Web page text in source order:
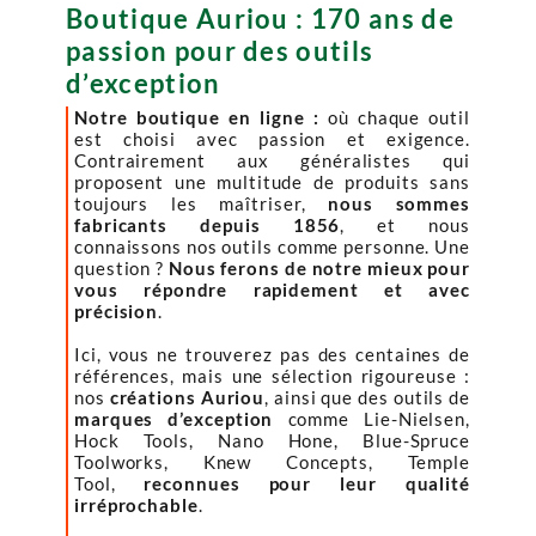
Boutique Auriou : 170 ans de
passion pour des outils
d’exception
Notre boutique en ligne : où chaque outil
est choisi avec passion et exigence.
Contrairement aux généralistes qui
proposent une multitude de produits sans
toujours les maîtriser, nous sommes
fabricants depuis 1856, et nous
connaissons nos outils comme personne. Une
question ? Nous ferons de notre mieux pour
vous répondre rapidement et avec
précision.
Ici, vous ne trouverez pas des centaines de
références, mais une sélection rigoureuse :
nos créations Auriou, ainsi que des outils de
marques d’exception
comme Lie-Nielsen,
Hock Tools, Nano Hone, Blue-Spruce
Toolworks, Knew Concepts, Temple
Tool, reconnues pour leur qualité
irréprochable.